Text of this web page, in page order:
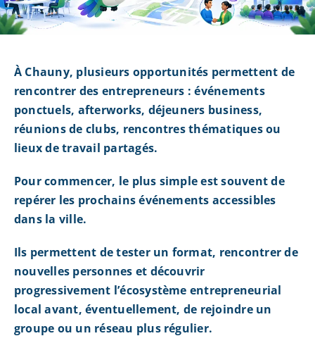
À Chauny, plusieurs opportunités permettent de
rencontrer des entrepreneurs : événements
ponctuels, afterworks, déjeuners business,
réunions de clubs, rencontres thématiques ou
lieux de travail partagés.
Pour commencer, le plus simple est souvent de
repérer les prochains événements accessibles
dans la ville.
Ils permettent de tester un format, rencontrer de
nouvelles personnes et découvrir
progressivement l’écosystème entrepreneurial
local avant, éventuellement, de rejoindre un
groupe ou un réseau plus régulier.